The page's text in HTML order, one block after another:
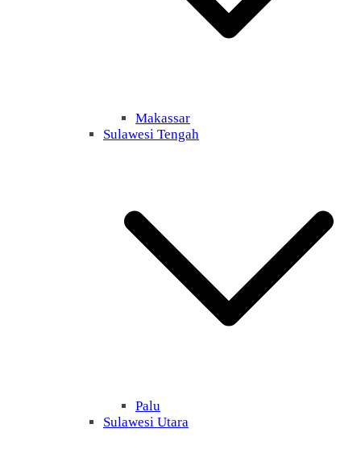
Makassar
Sulawesi Tengah
Palu
Sulawesi Utara